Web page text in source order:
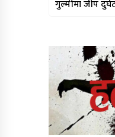
गुल्मीमा जीप